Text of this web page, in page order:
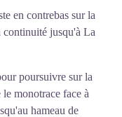
en contrebas sur la
continuité jusqu'à La
poursuivre sur la
monotrace face à
hameau de